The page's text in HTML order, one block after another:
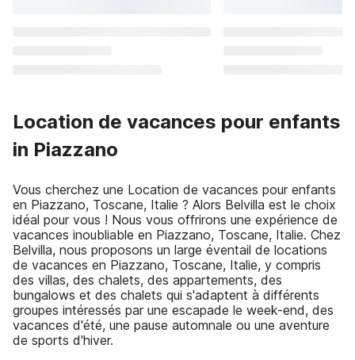
Location de vacances pour enfants
in Piazzano
Vous cherchez une Location de vacances pour enfants
en Piazzano, Toscane, Italie ? Alors Belvilla est le choix
idéal pour vous ! Nous vous offrirons une expérience de
vacances inoubliable en Piazzano, Toscane, Italie. Chez
Belvilla, nous proposons un large éventail de locations
de vacances en Piazzano, Toscane, Italie, y compris
des villas, des chalets, des appartements, des
bungalows et des chalets qui s'adaptent à différents
groupes intéressés par une escapade le week-end, des
vacances d'été, une pause automnale ou une aventure
de sports d'hiver.